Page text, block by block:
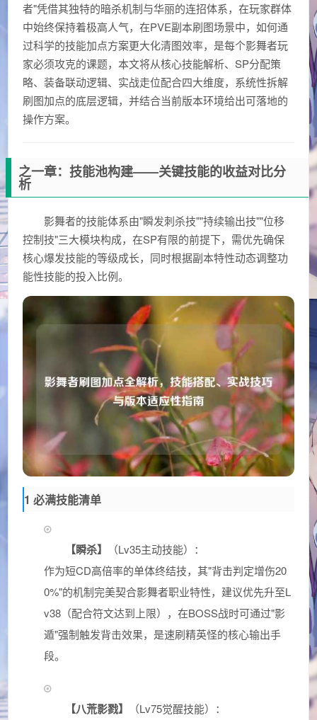
者"凭借其独特的暗杀机制与华丽的连招体系，在玩家群体
中始终保持着极高人气，在PVE副本刷图场景中，如何通
过科学的技能加点方案更大化清图效率，是每个影舞者玩
家必须攻克的课题，本文将从核心技能解析、SP分配策
略、装备联动逻辑、实战走位配合四大维度，系统性拆解
刷图加点的底层逻辑，并结合当前版本环境给出可落地的
操作方案。
之一章：技能池构建——关键技能的收益对比分
析
影舞者的技能体系由"瞬发刺杀技""持续输出技""位移
控制技"三大模块构成，在SP有限的前提下，需优先确保
核心爆发技能的等级成长，同时根据副本特性动态调整功
能性技能的投入比例。
1 必满技能清单
【瞬杀】
（Lv35主动技能）：
作为短CD高倍率的单体终结技，其"背击判定增伤20
0%"的机制完美契合影舞者职业特性，建议优先升至L
v38（配合符文达到上限），在BOSS战时可通过"影
遁"强制触发背击效果，是速刷精英怪的核心输出手
段。
【八荒影戮】
（Lv75觉醒技能）：